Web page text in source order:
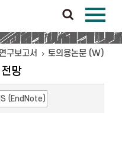
연구보고서 토의용논문 (W)
망
(EndNote)